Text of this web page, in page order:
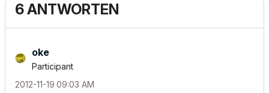
6 ANTWORTEN
oke
Participant
‎2012-11-19 09:03 AM